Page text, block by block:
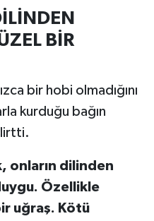
BİR
bir hobi olmadığını
kurduğu bağın
onların dilinden
Özellikle
uğraş. Kötü